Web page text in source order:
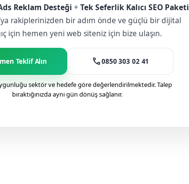
Reklam Desteği +Tek Seferlik Kalıcı SEO Paketi
rakiplerinizden bir adım önde ve güçlü bir dijital
için hemen yeni web siteniz için bize ulaşın.
Teklif Alın call0850 303 02 41
sektör ve hedefe göre değerlendirilmektedir. Talep
bıraktığınızda aynı gün dönüş sağlanır.